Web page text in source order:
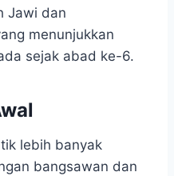
Jawi dan
menunjukkan
sejak abad ke-6.
lebih banyak
bangsawan dan